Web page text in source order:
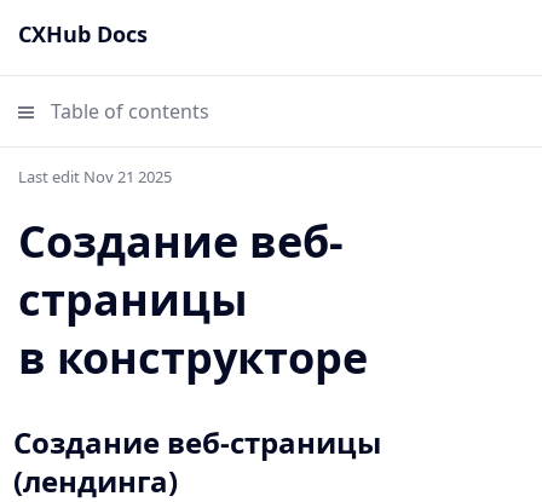
CXHub Docs
Table of contents
Last edit Nov 21 2025
Создание веб-
страницы
в конструкторе
Создание веб-страницы
(лендинга)